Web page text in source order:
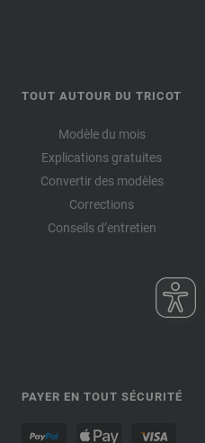
TOUT AUTOUR DU TRICOT
Modèle du mois
Explications gratuites
Convertir des modèles
Corrections
Conseils d’entretien
PAYER EN TOUT SÉCURITÉ